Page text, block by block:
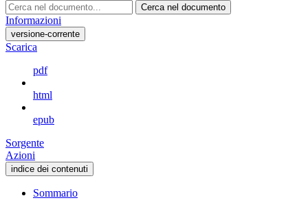
Cerca nel documento
Informazioni
versione-corrente
Scarica
pdf
html
epub
Sorgente
Azioni
indice dei contenuti
Sommario